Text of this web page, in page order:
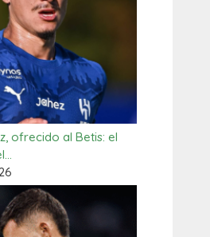
ofrecido al Betis: el